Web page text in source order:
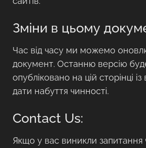
Зміни в цьому
Час від часу ми можемо
документ. Останню версію
опубліковано на цій сторінці
дати набуття чинності.
Contact Us:
Якщо у вас виникли запитання